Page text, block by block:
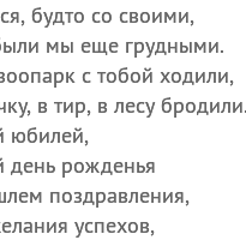
будто со своими,
мы еще грудными.
с тобой ходили,
в тир, в лесу бродили.
юбилей,
день рожденья
поздравления,
успехов,